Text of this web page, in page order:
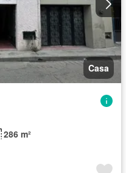
Casa
286 m²